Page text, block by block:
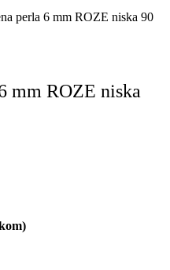
perla 6 mm ROZE niska 90
mm ROZE niska